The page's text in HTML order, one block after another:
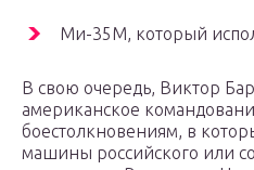
Ми-35М, который
В свою очередь, Виктор
американское
боестолкновениям, в
машины российского или